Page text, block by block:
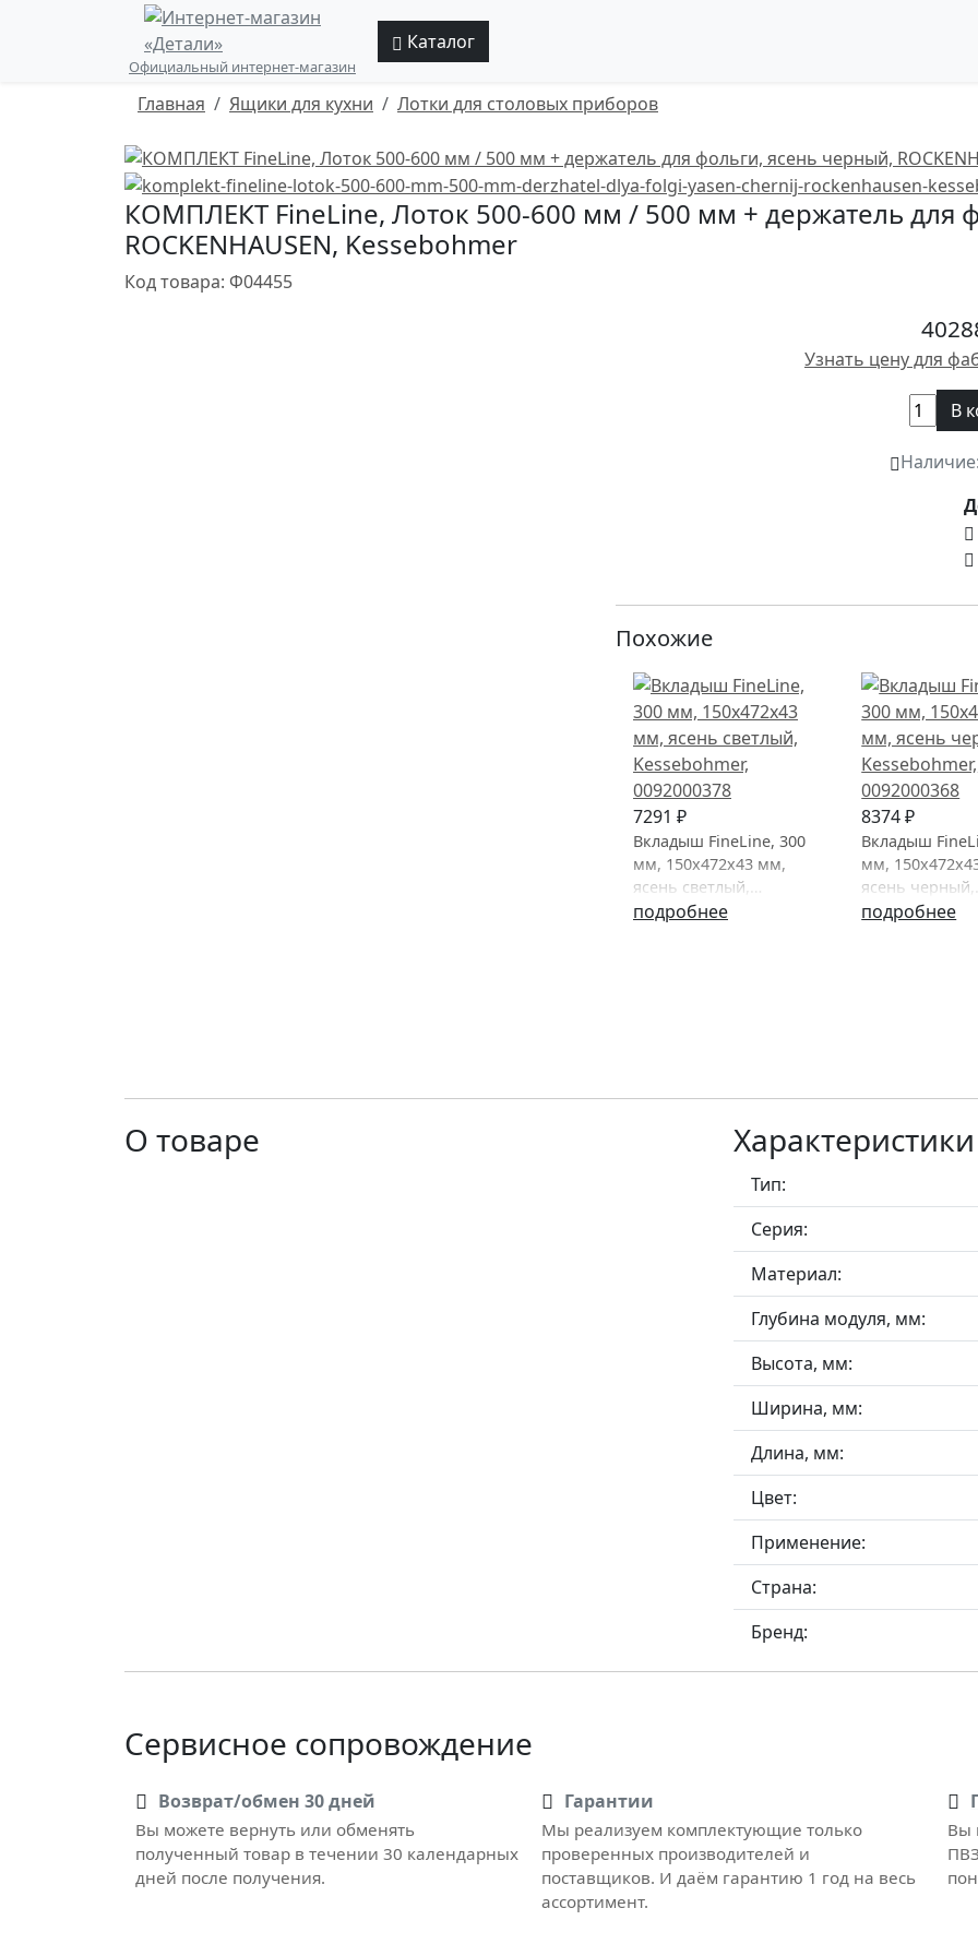
Официальный интернет-магазин
Каталог
Главная Ящики для кухни Лотки для столовых приборов
КОМПЛЕКТ FineLine, Лоток 500-600 мм / 500 мм + держатель для
ROCKENHAUSEN, Kessebohmer
Код товара: Ф04455
Узнать цену для
В
Похожие
7291 ₽
Вкладыш FineLine, 300
мм, 150х472х43 мм,
ясень светлый,
Kessebohmer
подробнее
8374 ₽
Вкладыш
мм,
ясень черный,
Kessebohmer
подробнее
О товаре Характеристики
Тип:
Серия:
Материал:
Глубина модуля, мм:
Высота, мм:
Ширина, мм:
Длина, мм:
Цвет:
Применение:
Страна:
Бренд:
Сервисное сопровождение
Возврат/обмен 30 дней
Вы можете вернуть или обменять
полученный товар в течении 30 календарных
дней после получения.
Гарантии
Мы реализуем комплектующие только
проверенных производителей и
поставщиков. И даём гарантию 1 год на весь
ассортимент.
Вы